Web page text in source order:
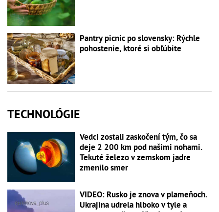
Pantry picnic po slovensky: Rýchle
pohostenie, ktoré si obľúbite
TECHNOLÓGIE
Vedci zostali zaskočení tým, čo sa
deje 2 200 km pod našimi nohami.
Tekuté železo v zemskom jadre
zmenilo smer
VIDEO: Rusko je znova v plameňoch.
Ukrajina udrela hlboko v tyle a